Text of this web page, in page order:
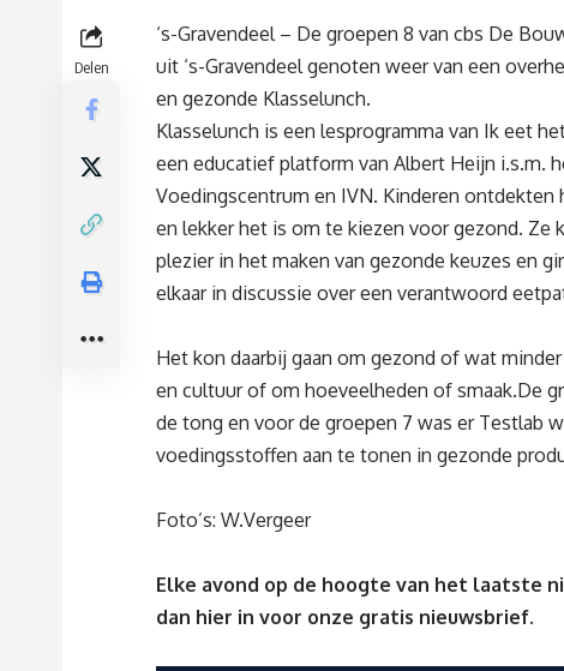
Delen
‘s-Gravendeel – De groepen 8 van cbs De
uit ‘s-Gravendeel genoten weer van een
en gezonde Klasselunch.
Klasselunch is een lesprogramma van Ik eet
een educatief platform van Albert Heijn i.s.m.
Voedingscentrum en IVN. Kinderen ontdekten
en lekker het is om te kiezen voor gezond. Ze
plezier in het maken van gezonde keuzes en
elkaar in discussie over een verantwoord
Het kon daarbij gaan om gezond of wat
en cultuur of om hoeveelheden of smaak.De
de tong en voor de groepen 7 was er Testlab
voedingsstoffen aan te tonen in gezonde
Foto’s: W.Vergeer
Elke avond op de hoogte van het laatste
dan hier in voor onze gratis nieuwsbrief.